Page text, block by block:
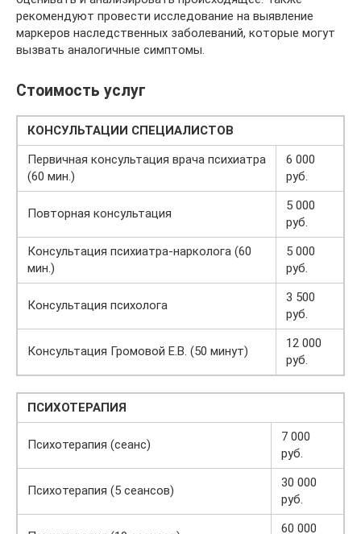
рекомендуют провести исследование на выявление
маркеров наследственных заболеваний, которые могут
вызвать аналогичные симптомы.
Стоимость услуг
КОНСУЛЬТАЦИИ СПЕЦИАЛИСТОВ
Первичная консультация врача психиатра
(60 мин.)
6 000
руб.
Повторная консультация
5 000
руб.
Консультация психиатра-нарколога (60
мин.)
5 000
руб.
Консультация психолога
3 500
руб.
Консультация Громовой Е.В. (50 минут)
12 000
руб.
ПСИХОТЕРАПИЯ
Психотерапия (сеанс)
7 000
руб.
Психотерапия (5 сеансов)
30 000
руб.
60 000